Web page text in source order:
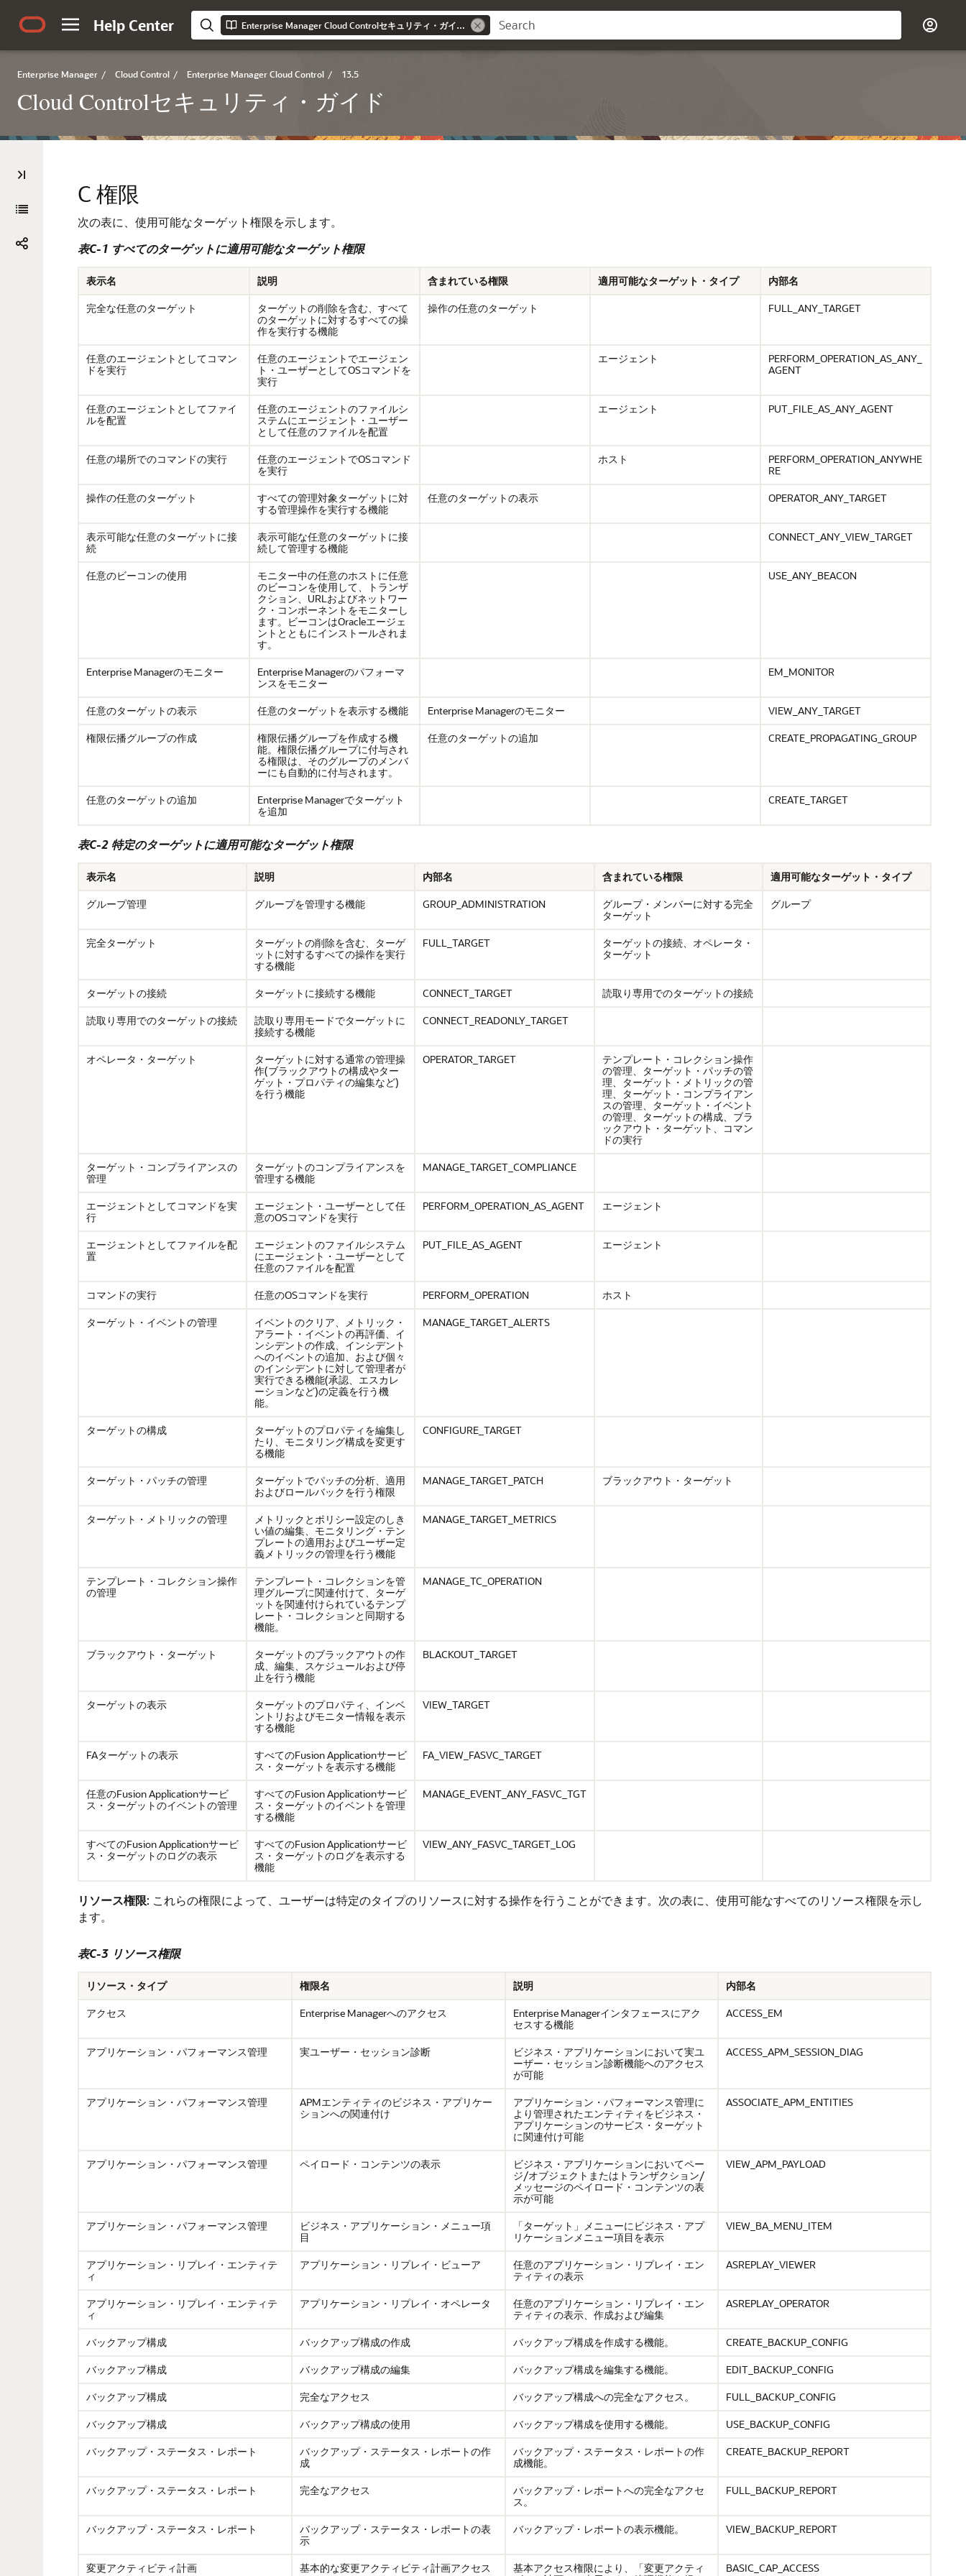
Help Center Enterprise Manager Cloud Controlセキュリティ・ガイド 13.5
Enterprise Manager / Cloud Control / Enterprise Manager Cloud Control / 13.5
Cloud Controlセキュリティ・ガイド
C 権限
次の表に、使用可能なターゲット権限を示します。
表C-1 すべてのターゲットに適用可能なターゲット権限
表示名 説明 含まれている権限 適用可能なターゲット・タイプ
内部名
完全な任意のターゲット
ターゲットの削除を含む、すべて
のターゲットに対するすべての操
作を実行する機能
操作の任意のターゲット FULL_ANY_TARGET
任意のエージェントとしてコマン
ドを実行
任意のエージェントでエージェン
ト・ユーザーとしてOSコマンドを
実行
エージェント
PERFORM_OPERATION_AS_ANY_
AGENT
任意のエージェントとしてファイ
ルを配置
任意のエージェントのファイルシ
ステムにエージェント・ユーザー
として任意のファイルを配置
エージェント PUT_FILE_AS_ANY_AGENT
任意の場所でのコマンドの実行
任意のエージェントでOSコマンド
を実行
ホスト
PERFORM_OPERATION_ANYWHE
RE
操作の任意のターゲット
すべての管理対象ターゲットに対
する管理操作を実行する機能
任意のターゲットの表示 OPERATOR_ANY_TARGET
表示可能な任意のターゲットに接
続
表示可能な任意のターゲットに接
続して管理する機能
CONNECT_ANY_VIEW_TARGET
任意のビーコンの使用
モニター中の任意のホストに任意
のビーコンを使用して、トランザ
クション、URLおよびネットワー
ク・コンポーネントをモニターし
ます。ビーコンはOracleエージェ
ントとともにインストールされま
す。
USE_ANY_BEACON
Enterprise Managerのモニター
Enterprise Managerのパフォーマ
ンスをモニター
EM_MONITOR
任意のターゲットの表示 任意のターゲットを表示する機能 Enterprise Managerのモニター
VIEW_ANY_TARGET
権限伝播グループの作成
権限伝播グループを作成する機
能。権限伝播グループに付与され
る権限は、そのグループのメンバ
ーにも自動的に付与されます。
任意のターゲットの追加 CREATE_PROPAGATING_GROUP
任意のターゲットの追加
Enterprise Managerでターゲット
を追加
CREATE_TARGET
表C-2 特定のターゲットに適用可能なターゲット権限
表示名 説明 内部名 含まれている権限
適用可能なターゲット・タイプ
グループ管理
グループを管理する機能 GROUP_ADMINISTRATION
グループ・メンバーに対する完全
ターゲット
グループ
完全ターゲット
ターゲットの削除を含む、ターゲ
ットに対するすべての操作を実行
する機能
FULL_TARGET
ターゲットの接続、オペレータ・
ターゲット
ターゲットの接続 ターゲットに接続する機能 CONNECT_TARGET
読取り専用でのターゲットの接続
読取り専用でのターゲットの接続
読取り専用モードでターゲットに
接続する機能
CONNECT_READONLY_TARGET
オペレータ・ターゲット
ターゲットに対する通常の管理操
作(ブラックアウトの構成やター
ゲット・プロパティの編集など)
を行う機能
OPERATOR_TARGET
テンプレート・コレクション操作
の管理、ターゲット・パッチの管
理、ターゲット・メトリックの管
理、ターゲット・コンプライアン
スの管理、ターゲット・イベント
の管理、ターゲットの構成、ブラ
ックアウト・ターゲット、コマン
ドの実行
ターゲット・コンプライアンスの
管理
ターゲットのコンプライアンスを
管理する機能
MANAGE_TARGET_COMPLIANCE
エージェントとしてコマンドを実
行
エージェント・ユーザーとして任
意のOSコマンドを実行
PERFORM_OPERATION_AS_AGENT エージェント
エージェントとしてファイルを配
置
エージェントのファイルシステム
にエージェント・ユーザーとして
任意のファイルを配置
PUT_FILE_AS_AGENT エージェント
コマンドの実行 任意のOSコマンドを実行 PERFORM_OPERATION
ホスト
ターゲット・イベントの管理
イベントのクリア、メトリック・
アラート・イベントの再評価、イ
ンシデントの作成、インシデント
へのイベントの追加、および個々
のインシデントに対して管理者が
実行できる機能(承認、エスカレ
ーションなど)の定義を行う機
能。
MANAGE_TARGET_ALERTS
ターゲットの構成
ターゲットのプロパティを編集し
たり、モニタリング構成を変更す
る機能
CONFIGURE_TARGET
ターゲット・パッチの管理
ターゲットでパッチの分析、適用
およびロールバックを行う権限
MANAGE_TARGET_PATCH ブラックアウト・ターゲット
ターゲット・メトリックの管理
メトリックとポリシー設定のしき
い値の編集、モニタリング・テン
プレートの適用およびユーザー定
義メトリックの管理を行う機能
MANAGE_TARGET_METRICS
テンプレート・コレクション操作
の管理
テンプレート・コレクションを管
理グループに関連付けて、ターゲ
ットを関連付けられているテンプ
レート・コレクションと同期する
機能。
MANAGE_TC_OPERATION
ブラックアウト・ターゲット
ターゲットのブラックアウトの作
成、編集、スケジュールおよび停
止を行う機能
BLACKOUT_TARGET
ターゲットの表示
ターゲットのプロパティ、インベ
ントリおよびモニター情報を表示
する機能
VIEW_TARGET
FAターゲットの表示
すべてのFusion Applicationサービ
ス・ターゲットを表示する機能
FA_VIEW_FASVC_TARGET
任意のFusion Applicationサービ
ス・ターゲットのイベントの管理
すべてのFusion Applicationサービ
ス・ターゲットのイベントを管理
する機能
MANAGE_EVENT_ANY_FASVC_TGT
すべてのFusion Applicationサービ
ス・ターゲットのログの表示
すべてのFusion Applicationサービ
ス・ターゲットのログを表示する
機能
VIEW_ANY_FASVC_TARGET_LOG
リソース権限: これらの権限によって、ユーザーは特定のタイプのリソースに対する操作を行うことができます。次の表に、使用可能なすべてのリソース権限を示し
ます。
表C-3 リソース権限
リソース・タイプ 権限名 説明
内部名
アクセス
Enterprise Managerへのアクセス
Enterprise Managerインタフェースにアク
セスする機能
ACCESS_EM
アプリケーション・パフォーマンス管理 実ユーザー・セッション診断
ビジネス・アプリケーションにおいて実ユ
ーザー・セッション診断機能へのアクセス
が可能
ACCESS_APM_SESSION_DIAG
アプリケーション・パフォーマンス管理
APMエンティティのビジネス・アプリケー
ションへの関連付け
アプリケーション・パフォーマンス管理に
より管理されたエンティティをビジネス・
アプリケーションのサービス・ターゲット
に関連付け可能
ASSOCIATE_APM_ENTITIES
アプリケーション・パフォーマンス管理 ペイロード・コンテンツの表示
ビジネス・アプリケーションにおいてペー
ジ/オブジェクトまたはトランザクション/
メッセージのペイロード・コンテンツの表
示が可能
VIEW_APM_PAYLOAD
アプリケーション・パフォーマンス管理
ビジネス・アプリケーション・メニュー項
目
「ターゲット」メニューにビジネス・アプ
リケーションメニュー項目を表示
VIEW_BA_MENU_ITEM
アプリケーション・リプレイ・エンティテ
ィ
アプリケーション・リプレイ・ビューア
任意のアプリケーション・リプレイ・エン
ティティの表示
ASREPLAY_VIEWER
アプリケーション・リプレイ・エンティテ
ィ
アプリケーション・リプレイ・オペレータ
任意のアプリケーション・リプレイ・エン
ティティの表示、作成および編集
ASREPLAY_OPERATOR
バックアップ構成 バックアップ構成の作成 バックアップ構成を作成する機能。
CREATE_BACKUP_CONFIG
バックアップ構成
バックアップ構成の編集 バックアップ構成を編集する機能。
EDIT_BACKUP_CONFIG
バックアップ構成
完全なアクセス バックアップ構成への完全なアクセス。
FULL_BACKUP_CONFIG
バックアップ構成
バックアップ構成の使用 バックアップ構成を使用する機能。
USE_BACKUP_CONFIG
バックアップ・ステータス・レポート
バックアップ・ステータス・レポートの作
成
バックアップ・ステータス・レポートの作
成機能。
CREATE_BACKUP_REPORT
バックアップ・ステータス・レポート 完全なアクセス
バックアップ・レポートへの完全なアクセ
ス。
FULL_BACKUP_REPORT
バックアップ・ステータス・レポート
バックアップ・ステータス・レポートの表
示
バックアップ・レポートの表示機能。 VIEW_BACKUP_REPORT
変更アクティビティ計画 基本的な変更アクティビティ計画アクセス
基本アクセス権限により、「変更アクティ
BASIC_CAP_ACCESS